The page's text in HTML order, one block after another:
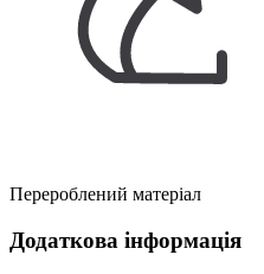
Перероблений матеріал
Додаткова інформація